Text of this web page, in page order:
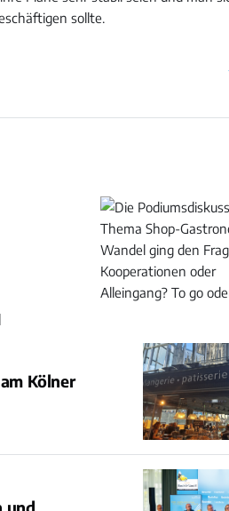
sollte.
Bild
öffnen
Kölner